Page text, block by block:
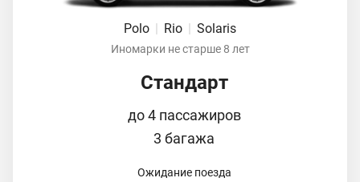
Polo | Rio | Solaris
Иномарки не старше 8 лет
Стандарт
до 4 пассажиров
3 багажа
Ожидание поезда